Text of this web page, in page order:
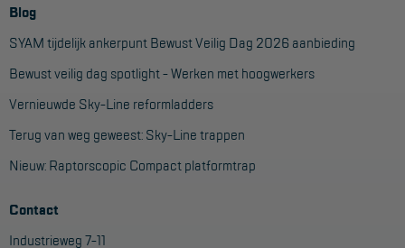
Blog
SYAM tijdelijk ankerpunt Bewust Veilig Dag 2026 aanbieding
Bewust veilig dag spotlight - Werken met hoogwerkers
Vernieuwde Sky-Line reformladders
Terug van weg geweest: Sky-Line trappen
Nieuw: Raptorscopic Compact platformtrap
Contact
Industrieweg 7-11